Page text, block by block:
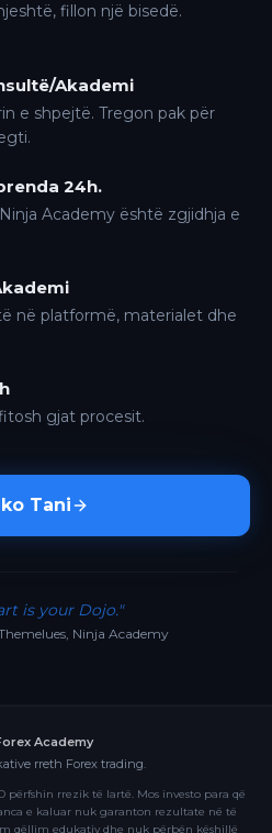
fillon një bisedë.
Akademi
e shpejtë. Tregon pak për
24h.
Academy është zgjidhja e
në platformë, materialet dhe
gjat procesit.
Tani
is your Dojo."
Ninja Academy
Academy
rreth Forex trading.
përfshin rrezik të lartë. Mos investo para që
e kaluar nuk garanton rezultate në të
qëllim edukativ dhe nuk përbën këshillë